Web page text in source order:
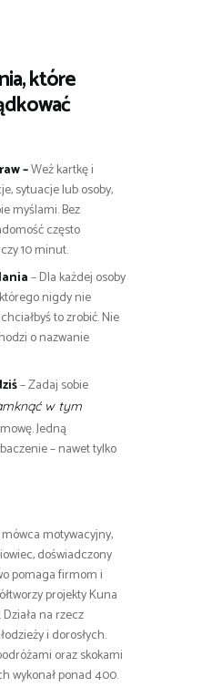
które
–Weź kartkę i
sytuacje lub osoby,
myślami. Bez
często
10 minut.
– Dla każdej osoby
nigdy nie
to zrobić. Nie
o nazwanie
– Zadaj sobie
w tym
Jedną
– nawet tylko
motywacyjny,
doświadczony
pomaga firmom i
projekty Kuna
na rzecz
i dorosłych.
oraz skokami
wykonał ponad 400.